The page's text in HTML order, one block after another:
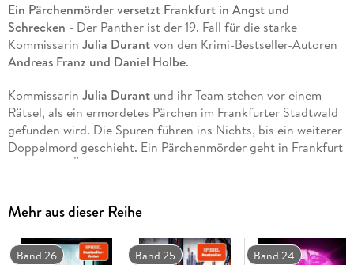
Ein Pärchenmörder versetzt Frankfurt in Angst und
Schrecken - Der Panther ist der 19. Fall für die starke
Kommissarin Julia Durantvon den Krimi-Bestseller-Autoren
Andreas Franz und Daniel Holbe.
Kommissarin Julia Durantund ihr Team stehen vor einem
Rätsel, als ein ermordetes Pärchen im Frankfurter Stadtwald
gefunden wird. Die Spuren führen ins Nichts, bis ein weiterer
Doppelmord geschieht. Ein Pärchenmörder geht in Frankfurt
um und die Öffentlichkeit gerät in Panik. Eine Bürgerwehr
Verbindung zu einem alten Fall aus den 80er-Jahren? Doch
der damalige Täter wurde gefasst - und beging kurz darauf
Selbstmord.
Mehr aus dieser Reihe
Band 26 Band 25 Band 24